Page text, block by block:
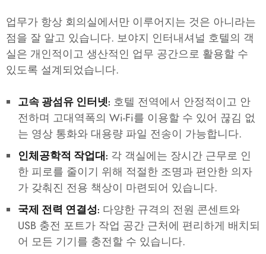
업무가 항상 회의실에서만 이루어지는 것은 아니라는
점을 잘 알고 있습니다. 보야지 인터내셔널 호텔의 객
실은 개인적이고 생산적인 업무 공간으로 활용할 수
있도록 설계되었습니다.
고속 광섬유 인터넷: 호텔 전역에서 안정적이고 안
전하며 고대역폭의 Wi-Fi를 이용할 수 있어 끊김 없
는 영상 통화와 대용량 파일 전송이 가능합니다.
인체공학적 작업대: 각 객실에는 장시간 근무로 인
한 피로를 줄이기 위해 적절한 조명과 편안한 의자
가 갖춰진 전용 책상이 마련되어 있습니다.
국제 전력 연결성: 다양한 규격의 전원 콘센트와
USB 충전 포트가 작업 공간 근처에 편리하게 배치되
어 모든 기기를 충전할 수 있습니다.